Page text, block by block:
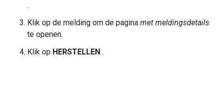
.
Klik op de melding om de pagina met meldingsdetails
te openen.
Klik op HERSTELLEN .